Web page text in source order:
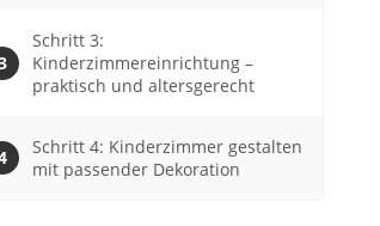
Schritt 3:
Kinderzimmereinrichtung –
praktisch und altersgerecht
Schritt 4: Kinderzimmer gestalten
mit passender Dekoration